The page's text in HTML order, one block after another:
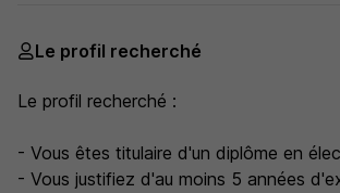
Le profil recherché
Le profil recherché :
- Vous êtes titulaire d'un diplôme en
- Vous justifiez d'au moins 5 années